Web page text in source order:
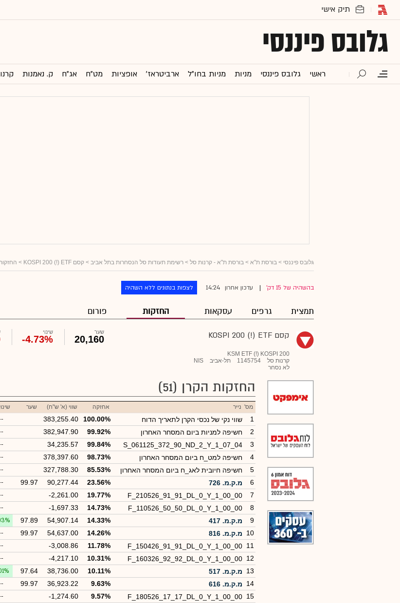
גלובס פיננסי
ראשי גלובס פיננסי מניות מניות בחו"ל ארביטראז' אופציות מט"ח אג"ח ק. נאמנות
גלובס פיננסי > בורסת ת"א > בורסת ת"א - קרנות סל > רשימת תעודות סל הנסחרות בתל אביב > קסם KOSPI 200 (!) ETF >
בהשהיה של 15 דק' עדכון אחרון 14:24 לצפות בנתונים ללא השהיה
תמצית גרפים עסקאות החזקות פורום
קסם KOSPI 200 (!) ETF
KSM ETF (!) KOSPI 200
קרנות סל
1145754 תל-אביב
NIS
לא נסחר
שער
20,160
שינוי
-4.73%
החזקות הקרן (51)
מס' נייר אחזקה שווי (א' ש"ח) שער
1 שווי נקי של נכסי הקרן לתאריך הדוח 100.00%
383,255.40
2
חשיפה למניות ביום המסחר האחרון 99.92%
382,947.90
3
S_061125_372_90_ND_2_Y_1_07_04
99.84%
34,235.57
4
חשיפה למט_ח ביום המסחר האחרון 98.73%
378,397.60
5
חשיפה חיובית לאג_ח ביום המסחר האחרון 85.53%
327,788.30
6
מ.ק.מ. 726 23.56%
90,277.44
99.97
7
F_210526_91_91_DL_0_Y_1_00_00
19.77%
-2,261.00
8
F_110526_50_50_DL_0_Y_1_00_00
14.73%
-1,697.33
9
מ.ק.מ. 417 14.33%
54,907.14
97.89
10
מ.ק.מ. 816 14.26%
54,637.00
99.97
11
F_150426_91_91_DL_0_Y_1_00_00
11.78%
-3,008.86
12
F_160326_92_92_DL_0_Y_1_00_00
10.31%
-4,217.10
13
מ.ק.מ. 517 10.11%
38,736.00
97.64
14
מ.ק.מ. 616 9.63%
36,923.22
99.97
15
F_180526_17_17_DL_0_Y_1_00_00
9.57%
-1,274.60